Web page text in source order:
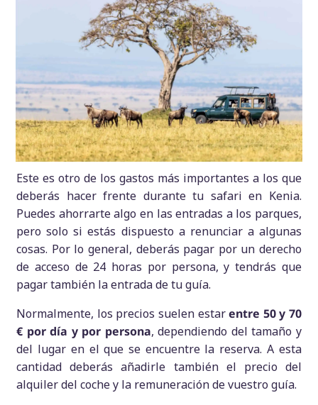
Este es otro de los gastos más importantes a los que
deberás hacer frente durante tu safari en Kenia.
Puedes ahorrarte algo en las entradas a los parques,
pero solo si estás dispuesto a renunciar a algunas
cosas. Por lo general, deberás pagar por un derecho
de acceso de 24 horas por persona, y tendrás que
pagar también la entrada de tu guía.
Normalmente, los precios suelen estarentre 50 y 70
€ por día y por persona, dependiendo del tamaño y
del lugar en el que se encuentre la reserva. A esta
cantidad deberás añadirle también el precio del
alquiler del coche y la remuneración de vuestro guía.